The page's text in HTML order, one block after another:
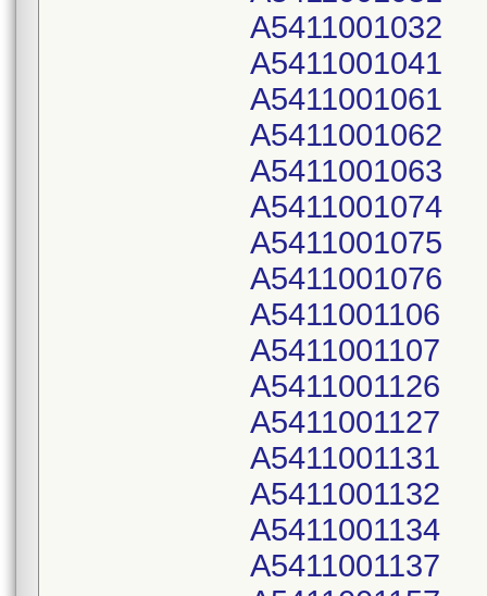
A5411001032
A5411001041
A5411001061
A5411001062
A5411001063
A5411001074
A5411001075
A5411001076
A5411001106
A5411001107
A5411001126
A5411001127
A5411001131
A5411001132
A5411001134
A5411001137